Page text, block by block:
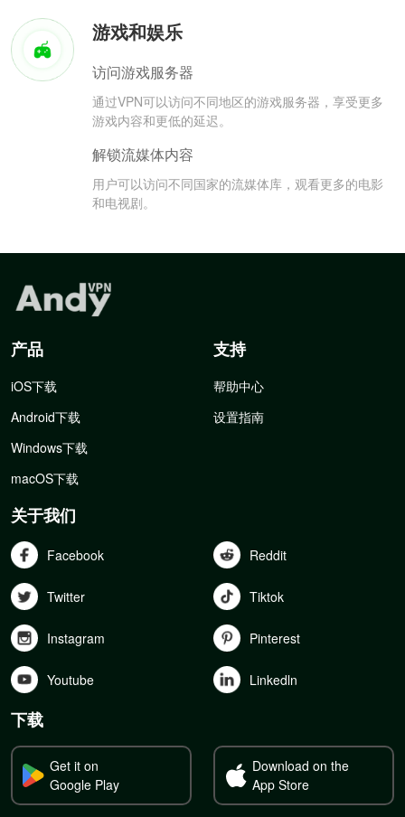
游戏和娱乐
访问游戏服务器
通过VPN可以访问不同地区的游戏服务器，享受更多
游戏内容和更低的延迟。
解锁流媒体内容
用户可以访问不同国家的流媒体库，观看更多的电影
和电视剧。
产品
iOS下载
Android下载
Windows下载
macOS下载
支持
帮助中心
设置指南
关于我们
Facebook Reddit
Twitter Tiktok
Instagram Pinterest
Youtube Linkedln
下载
Get it on
Google Play
Download on the
App Store